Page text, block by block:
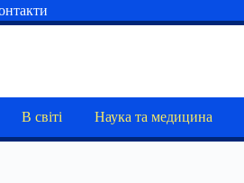
В світі Наука та медицина